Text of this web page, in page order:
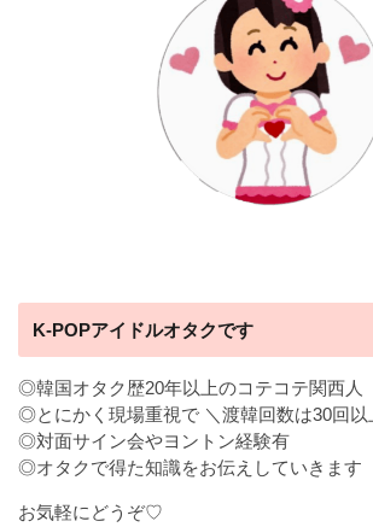
K-POPアイドルオタクです
◎韓国オタク歴20年以上のコテコテ関西人
◎とにかく現場重視で ＼渡韓回数は30回以
◎対面サイン会やヨントン経験有
◎オタクで得た知識をお伝えしていきます
お気軽にどうぞ♡